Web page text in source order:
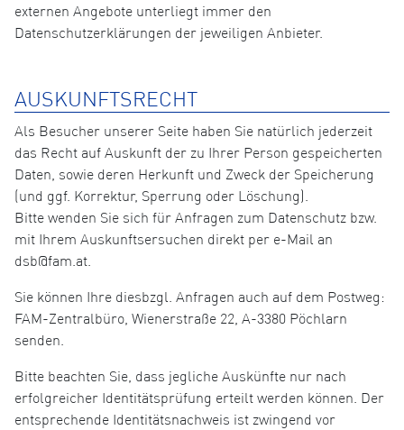
externen Angebote unterliegt immer den
Datenschutzerklärungen der jeweiligen Anbieter.
AUSKUNFTSRECHT
Als Besucher unserer Seite haben Sie natürlich jederzeit
das Recht auf Auskunft der zu Ihrer Person gespeicherten
Daten, sowie deren Herkunft und Zweck der Speicherung
(und ggf. Korrektur, Sperrung oder Löschung).
Bitte wenden Sie sich für Anfragen zum Datenschutz bzw.
mit Ihrem Auskunftsersuchen direkt per e-Mail an
dsb@fam.at.
Sie können Ihre diesbzgl. Anfragen auch auf dem Postweg:
FAM-Zentralbüro, Wienerstraße 22, A-3380 Pöchlarn
senden.
Bitte beachten Sie, dass jegliche Auskünfte nur nach
erfolgreicher Identitätsprüfung erteilt werden können. Der
entsprechende Identitätsnachweis ist zwingend vor